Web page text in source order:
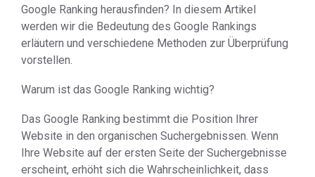
Google Ranking herausfinden? In diesem Artikel
werden wir die Bedeutung des Google Rankings
erläutern und verschiedene Methoden zur Überprüfung
vorstellen.
Warum ist das Google Ranking wichtig?
Das Google Ranking bestimmt die Position Ihrer
Website in den organischen Suchergebnissen. Wenn
Ihre Website auf der ersten Seite der Suchergebnisse
erscheint, erhöht sich die Wahrscheinlichkeit, dass